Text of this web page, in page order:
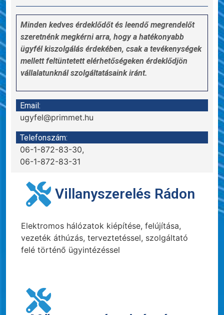
Minden kedves érdeklődőt és leendő megrendelőt
szeretnénk megkérni arra, hogy a hatékonyabb
ügyfél kiszolgálás érdekében, csak a tevékenységek
mellett feltüntetett elérhetőségeken érdeklődjön
vállalatunknál szolgáltatásaink iránt.
Email:
ugyfel@primmet.hu
Telefonszám:
06-1-872-83-30,
06-1-872-83-31
Villanyszerelés Rádon
Elektromos hálózatok kiépítése, felújítása,
vezeték áthúzás, terveztetéssel, szolgáltató
felé történő ügyintézéssel